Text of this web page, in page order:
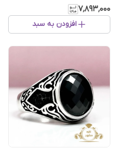
۷٬۸۹۳٬۰۰۰
افزودن به سبد